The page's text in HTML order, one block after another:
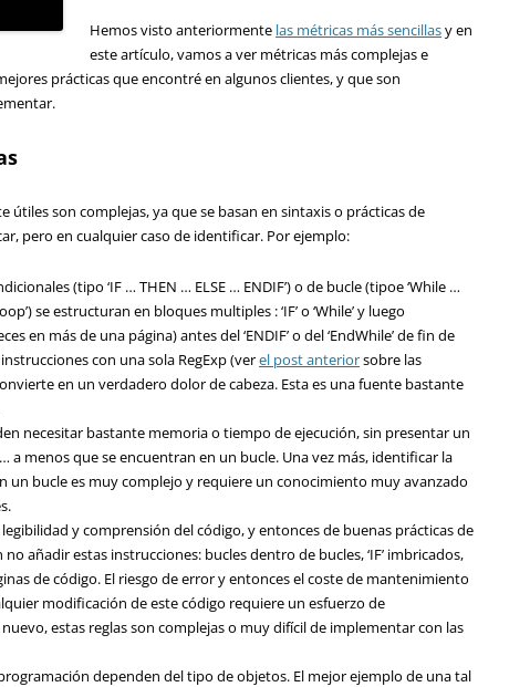
Hemos visto anteriormente las métricas más sencillasy en
este artículo, vamos a ver métricas más complejas e
prácticas que encontré en algunos clientes, y que son
útiles son complejas, ya que se basan en sintaxis o prácticas de
pero en cualquier caso de identificar. Por ejemplo:
(tipo ‘IF … THEN … ELSE … ENDIF’) o de bucle (tipoe ‘While …
se estructuran en bloques multiples : ‘IF’ o ‘While’ y luego
en más de una página) antes del ‘ENDIF’ o del ‘EndWhile’ de fin de
con una sola RegExp (verel post anteriorsobre las
en un verdadero dolor de cabeza. Esta es una fuente bastante
necesitar bastante memoria o tiempo de ejecución, sin presentar un
a menos que se encuentran en un bucle. Una vez más, identificar la
un bucle es muy complejo y requiere un conocimiento muy avanzado
y comprensión del código, y entonces de buenas prácticas de
añadir estas instrucciones: bucles dentro de bucles, ‘IF’ imbricados,
de código. El riesgo de error y entonces el coste de mantenimiento
modificación de este código requiere un esfuerzo de
estas reglas son complejas o muy difícil de implementar con las
dependen del tipo de objetos. El mejor ejemplo de una tal